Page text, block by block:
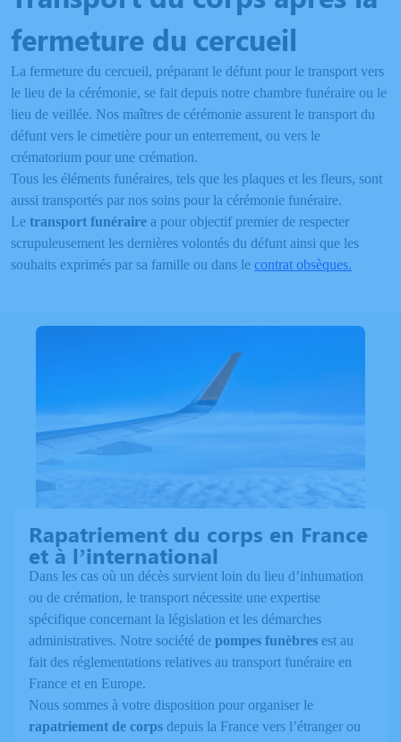
fermeture du cercueil
La fermeture du cercueil, préparant le défunt pour le transport vers
le lieu de la cérémonie, se fait depuis notre chambre funéraire ou le
lieu de veillée. Nos maîtres de cérémonie assurent le transport du
défunt vers le cimetière pour un enterrement, ou vers le
crématorium pour une crémation.
Tous les éléments funéraires, tels que les plaques et les fleurs, sont
aussi transportés par nos soins pour la cérémonie funéraire.
Le transport funéraire a pour objectif premier de respecter
scrupuleusement les dernières volontés du défunt ainsi que les
souhaits exprimés par sa famille ou dans le contrat obsèques.
Rapatriement du corps en France
et à l’international
Dans les cas où un décès survient loin du lieu d’inhumation
ou de crémation, le transport nécessite une expertise
spécifique concernant la législation et les démarches
administratives. Notre société de pompes funèbres est au
fait des réglementations relatives au transport funéraire en
France et en Europe.
Nous sommes à votre disposition pour organiser le
rapatriement de corps depuis la France vers l’étranger ou